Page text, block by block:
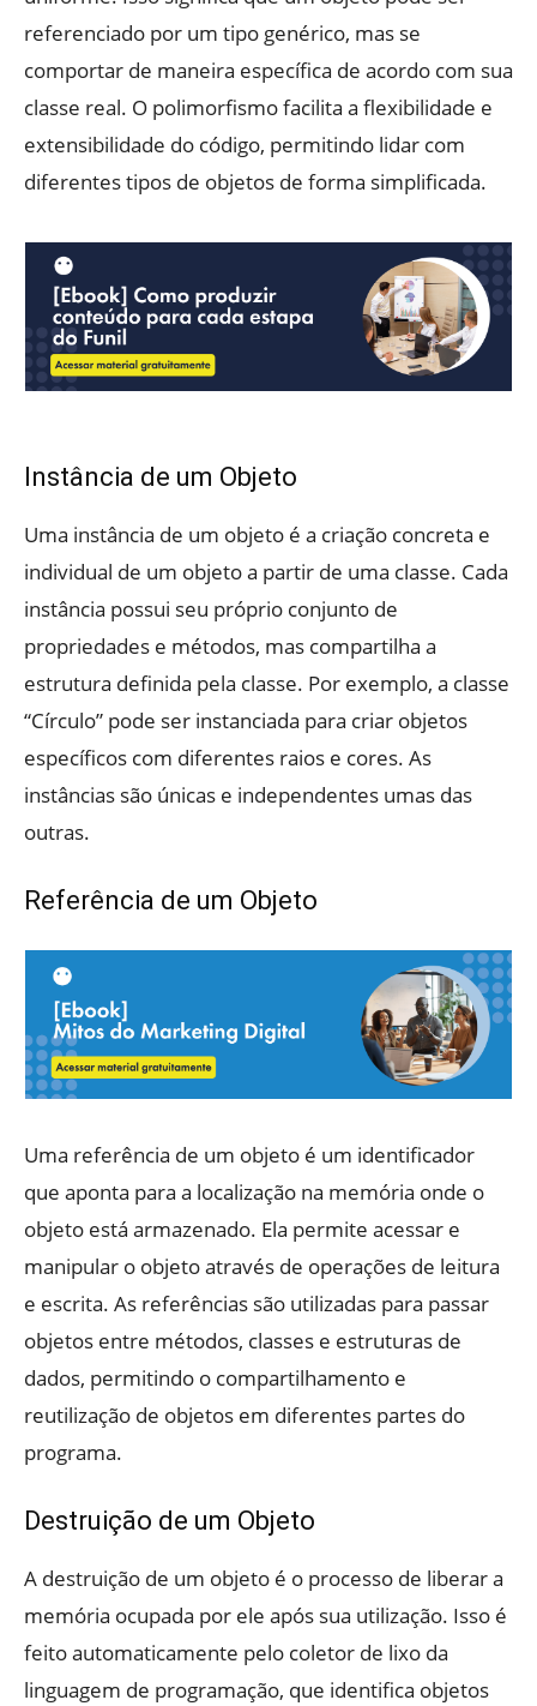
referenciado por um tipo genérico, mas se
comportar de maneira específica de acordo com sua
classe real. O polimorfismo facilita a flexibilidade e
extensibilidade do código, permitindo lidar com
diferentes tipos de objetos de forma simplificada.
Instância de um Objeto
Uma instância de um objeto é a criação concreta e
individual de um objeto a partir de uma classe. Cada
instância possui seu próprio conjunto de
propriedades e métodos, mas compartilha a
estrutura definida pela classe. Por exemplo, a classe
“Círculo” pode ser instanciada para criar objetos
específicos com diferentes raios e cores. As
instâncias são únicas e independentes umas das
outras.
Referência de um Objeto
Uma referência de um objeto é um identificador
que aponta para a localização na memória onde o
objeto está armazenado. Ela permite acessar e
manipular o objeto através de operações de leitura
e escrita. As referências são utilizadas para passar
objetos entre métodos, classes e estruturas de
dados, permitindo o compartilhamento e
reutilização de objetos em diferentes partes do
programa.
Destruição de um Objeto
A destruição de um objeto é o processo de liberar a
memória ocupada por ele após sua utilização. Isso é
feito automaticamente pelo coletor de lixo da
linguagem de programação, que identifica objetos